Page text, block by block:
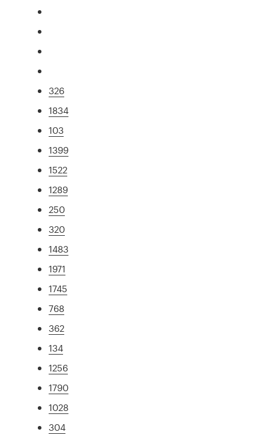
326
1834
103
1399
1522
1289
250
320
1483
1971
1745
768
362
134
1256
1790
1028
304